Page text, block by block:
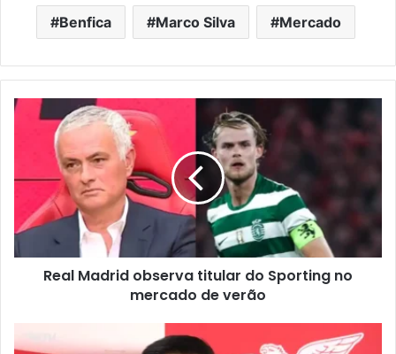
Benfica Marco Silva Mercado
Real Madrid observa titular do Sporting no
mercado de verão